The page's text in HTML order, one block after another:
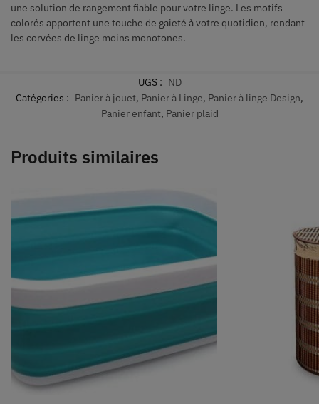
une solution de rangement fiable pour votre linge. Les motifs
colorés apportent une touche de gaieté à votre quotidien, rendant
les corvées de linge moins monotones.
UGS : ND
Catégories : Panier à jouet, Panier à Linge, Panier à linge Design,
Panier enfant, Panier plaid
Produits similaires